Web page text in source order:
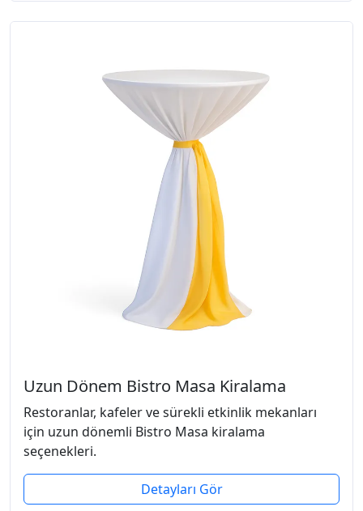
Uzun Dönem Bistro Masa Kiralama
Restoranlar, kafeler ve sürekli etkinlik mekanları
için uzun dönemli Bistro Masa kiralama
seçenekleri.
Detayları Gör